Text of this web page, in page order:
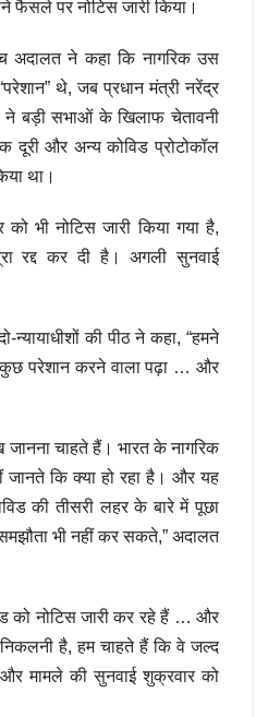
फैसले पर नोटिस जारी किया।
अदालत ने कहा कि नागरिक उस
थे, जब प्रधान मंत्री नरेंद्र
ने बड़ी सभाओं के खिलाफ चेतावनी
दूरी और अन्य कोविड प्रोटोकॉल
था।
भी नोटिस जारी किया गया है,
रद्द कर दी है। अगली सुनवाई
की पीठ ने कहा, “हमने
परेशान करने वाला पढ़ा … और
चाहते हैं। भारत के नागरिक
जानते कि क्या हो रहा है। और यह
की तीसरी लहर के बारे में पूछा
भी नहीं कर सकते,” अदालत
को नोटिस जारी कर रहे हैं … और
है, हम चाहते हैं कि वे जल्द
मामले की सुनवाई शुक्रवार को